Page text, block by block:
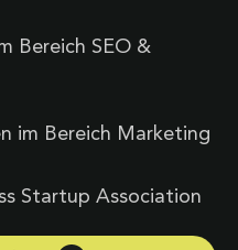
Bereich SEO &
im Bereich Marketing
Startup Association